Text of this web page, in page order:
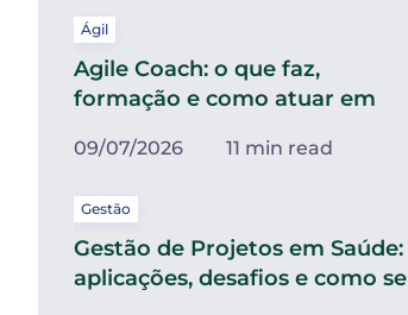
Ágil
Agile Coach: o que faz,
formação e como atuar em
09/07/2026 11 min read
Gestão
Gestão de Projetos em Saúde:
aplicações, desafios e como se